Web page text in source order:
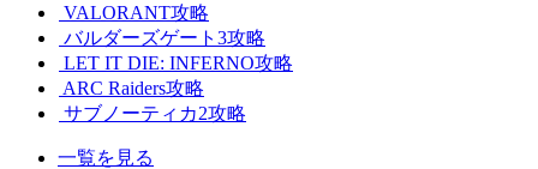
VALORANT攻略
バルダーズゲート3攻略
LET IT DIE: INFERNO攻略
ARC Raiders攻略
サブノーティカ2攻略
一覧を見る